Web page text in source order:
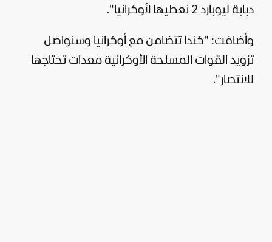
دبابة ليوبارد 2 نعطيها لأوكرانيا".
وأضافت: "كندا تتضامن مع أوكرانيا وسنواصل
تزويد القوات المسلحة الأوكرانية معدات تحتاجها
للانتصار".